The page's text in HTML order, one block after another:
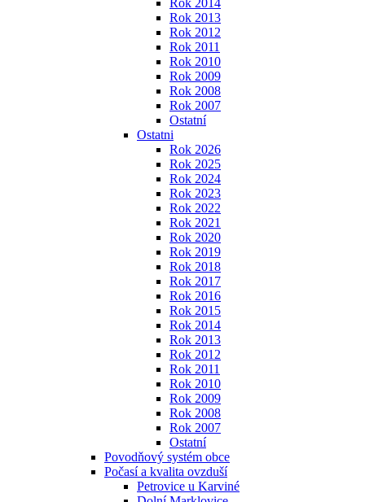
Rok 2014
Rok 2013
Rok 2012
Rok 2011
Rok 2010
Rok 2009
Rok 2008
Rok 2007
Ostatní
Ostatni
Rok 2026
Rok 2025
Rok 2024
Rok 2023
Rok 2022
Rok 2021
Rok 2020
Rok 2019
Rok 2018
Rok 2017
Rok 2016
Rok 2015
Rok 2014
Rok 2013
Rok 2012
Rok 2011
Rok 2010
Rok 2009
Rok 2008
Rok 2007
Ostatní
Povodňový systém obce
Počasí a kvalita ovzduší
Petrovice u Karviné